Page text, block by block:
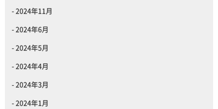
2024年11月
2024年6月
2024年5月
2024年4月
2024年3月
2024年1月